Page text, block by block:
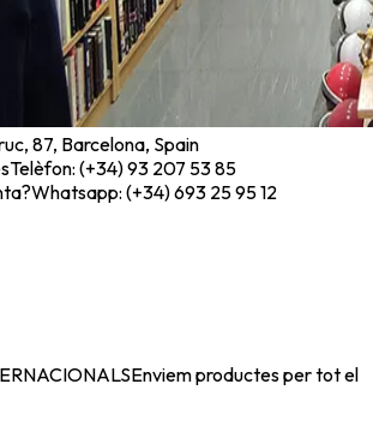
87, Barcelona, Spain
Telèfon: (+34) 93 207 53 85
Whatsapp: (+34) 693 25 95 12
Enviem productes per tot el